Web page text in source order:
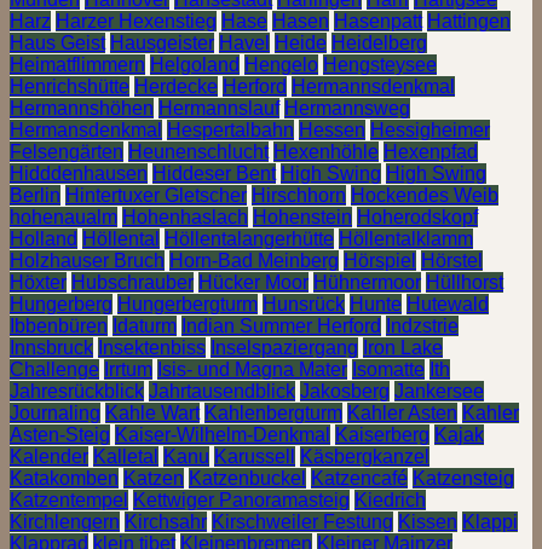
Harz Harzer Hexenstieg Hase Hasen Hasenpatt Hattingen
Haus Geist Hausgeister Havel Heide Heidelberg
Heimatflimmern Helgoland Hengelo Hengsteysee
Henrichshütte Herdecke Herford Hermannsdenkmal
Hermannshöhen Hermannslauf Hermannsweg
Hermansdenkmal
Hespertalbahn Hessen Hessigheimer
Felsengärten Heunenschlucht Hexenhöhle Hexenpfad
Hidddenhausen Hiddeser Bent High Swing High Swing
Berlin Hintertuxer Gletscher Hirschhorn Hockendes Weib
hohenaualm Hohenhaslach Hohenstein Hoherodskopf
Holland Höllental Höllentalangerhütte Höllentalklamm
Holzhauser Bruch Horn-Bad Meinberg Hörspiel Hörstel
Höxter Hubschrauber Hücker Moor Hühnermoor Hüllhorst
Hungerberg Hungerbergturm Hunsrück Hunte Hutewald
Ibbenbüren Idaturm Indian Summer Herford
Indzstrie
Innsbruck Insektenbiss Inselspaziergang Iron Lake
Challenge Irrtum Isis- und Magna Mater Isomatte Ith
Jahresrückblick Jahrtausendblick Jakosberg Jankersee
Journaling Kahle Wart Kahlenbergturm Kahler Asten Kahler
Asten-Steig Kaiser-Wilhelm-Denkmal Kaiserberg Kajak
Kalender Kalletal Kanu Karussell
Käsbergkanzel
Katakomben Katzen Katzenbuckel Katzencafé Katzensteig
Katzentempel Kettwiger Panoramasteig Kiedrich
Kirchlengern Kirchsahr Kirschweiler Festung Kissen Klappi
Klapprad klein tibet Kleinenbremen Kleiner Mainzer